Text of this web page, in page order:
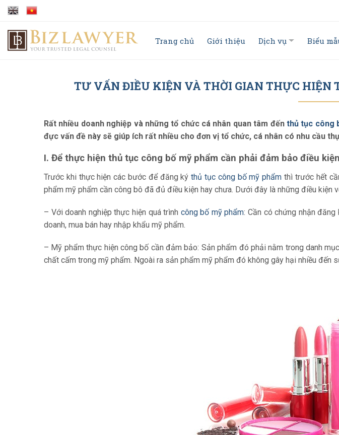
Trang chủ Giới thiệu Dịch vụ Biểu
TƯ VẤN ĐIỀU KIỆN VÀ THỜI GIAN THỰC HIỆN
Rất nhiều doanh nghiệp và những tổ chức cá nhân quan tâm đến thủ tục công
đực vấn đề này sẽ giúp ích rất nhiều cho đơn vị tổ chức, cá nhân có nhu cầu
I. Để thực hiện thủ tục công bố mỹ phẩm cần phải đảm bảo điều
Trước khi thực hiện các bước để đăng kýthủ tục công bố mỹ phẩm thì trước hết
phẩm mỹ phẩm cần công bô đã đủ điều kiện hay chưa. Dưới đây là những điều kiện
– Với doanh nghiệp thực hiện quá trình công bố mỹ phẩm: Cần có chứng nhận
doanh, mua bán hay nhập khẩu mỹ phẩm.
– Mỹ phẩm thực hiện công bố cần đảm bảo: Sản phẩm đó phải nằm trong danh
chất cấm trong mỹ phẩm. Ngoài ra sản phẩm mỹ phẩm đó không gây hại nhiều đến